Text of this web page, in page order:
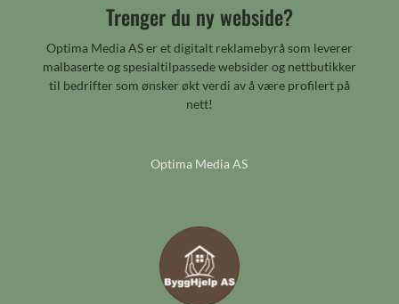
Trenger du ny webside?
Optima Media AS er et digitalt reklamebyrå som leverer
malbaserte og spesialtilpassede websider og nettbutikker
til bedrifter som ønsker økt verdi av å være profilert på
nett!
Optima Media AS